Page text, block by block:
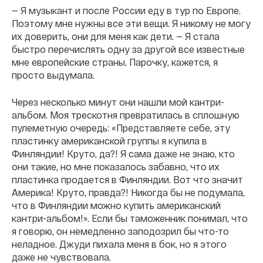
— Я музыкант и после России еду в тур по Европе.
Поэтому мне нужны все эти вещи. Я никому не могу
их доверить, они для меня как дети. — Я стала
быстро перечислять одну за другой все известные
мне европейские страны. Парочку, кажется, я
просто выдумала.
Через несколько минут они нашли мой кантри-
альбом. Моя трескотня превратилась в сплошную
пулеметную очередь: «Представляете себе, эту
пластинку американской группы я купила в
Финляндии! Круто, да?! Я сама даже не знаю, кто
они такие, но мне показалось забавно, что их
пластинка продается в Финляндии. Вот что значит
Америка! Круто, правда?! Никогда бы не подумала,
что в Финляндии можно купить американский
кантри-альбом!». Если бы таможенник понимал, что
я говорю, он немедленно заподозрил бы что-то
неладное. Джуди пихала меня в бок, но я этого
даже не чувствовала.